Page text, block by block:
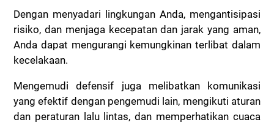
Dengan menyadari lingkungan Anda, mengantisipasi
risiko, dan menjaga kecepatan dan jarak yang aman,
Anda dapat mengurangi kemungkinan terlibat dalam
kecelakaan.
Mengemudi defensif juga melibatkan komunikasi
yang efektif dengan pengemudi lain, mengikuti aturan
dan peraturan lalu lintas, dan memperhatikan cuaca